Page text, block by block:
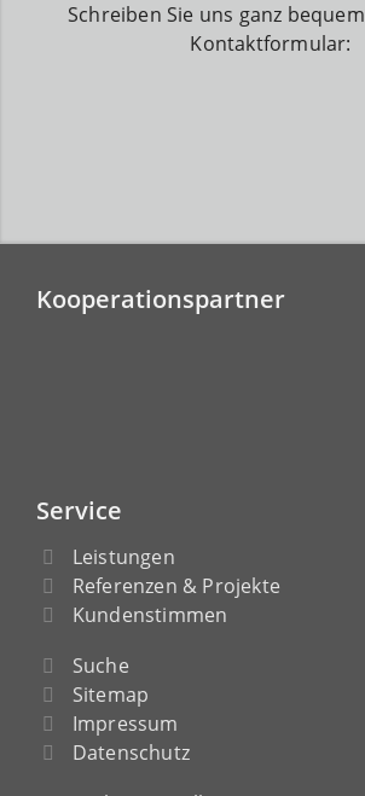
Schreiben Sie uns ganz
Kontaktformular:
Kooperationspartner
Service
Leistungen
Referenzen & Projekte
Kundenstimmen
Suche
Sitemap
Impressum
Datenschutz